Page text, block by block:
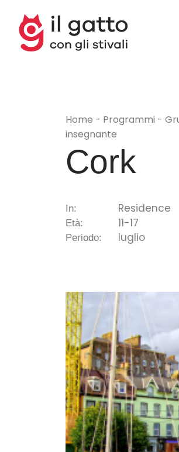
Home Programmi
insegnante
Cork
In: Residence
Età: 11-17
Periodo: luglio